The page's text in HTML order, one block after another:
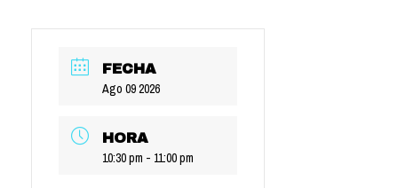
FECHA
Ago 09 2026
HORA
10:30 pm - 11:00 pm